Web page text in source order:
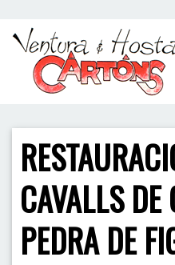
CAVALLS DE
PEDRA DE